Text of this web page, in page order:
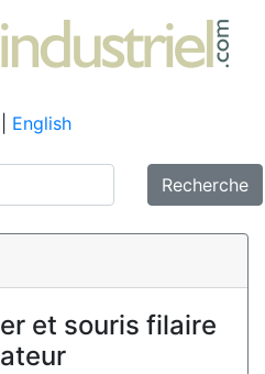
English
Recherche
et souris filaire